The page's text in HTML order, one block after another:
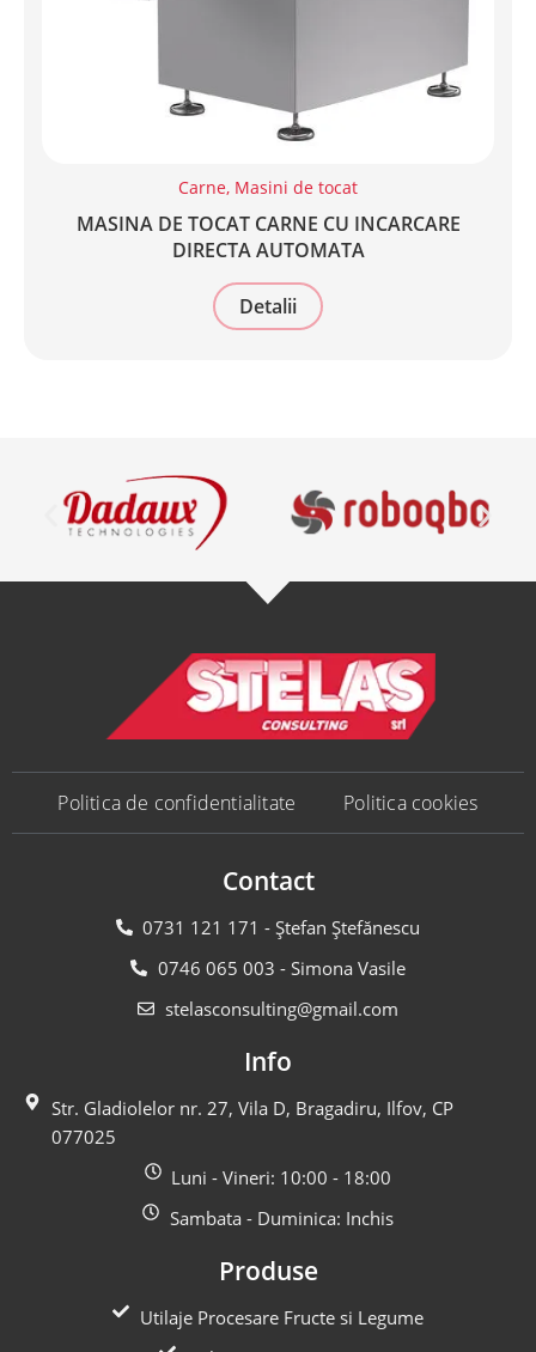
Carne, Masini de tocat
MASINA DE TOCAT CARNE CU INCARCARE
DIRECTA AUTOMATA
Detalii
Politica de confidentialitate Politica cookies
Contact
0731 121 171 - Ștefan Ștefănescu
0746 065 003 - Simona Vasile
stelasconsulting@gmail.com
Info
Str. Gladiolelor nr. 27, Vila D, Bragadiru, Ilfov, CP
077025
Luni - Vineri: 10:00 - 18:00
Sambata - Duminica: Inchis
Produse
Utilaje Procesare Fructe si Legume